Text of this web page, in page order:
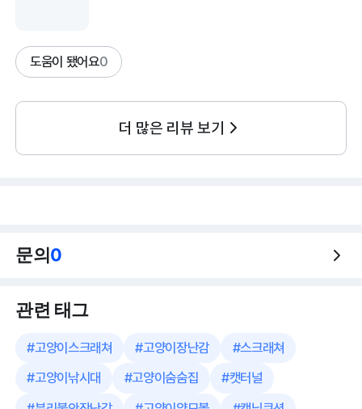
도움이 됐어요0
더 많은 리뷰 보기
문의0
관련 태그
#고양이스크래쳐 #고양이장난감 #스크래쳐
#고양이낚시대 #고양이숨숨집 #캣터널